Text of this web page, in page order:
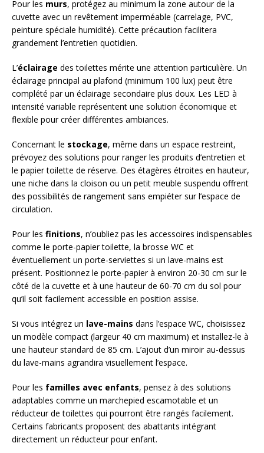
Pour les murs, protégez au minimum la zone autour de la
cuvette avec un revêtement imperméable (carrelage, PVC,
peinture spéciale humidité). Cette précaution facilitera
grandement l’entretien quotidien.
L’éclairage des toilettes mérite une attention particulière. Un
éclairage principal au plafond (minimum 100 lux) peut être
complété par un éclairage secondaire plus doux. Les LED à
intensité variable représentent une solution économique et
flexible pour créer différentes ambiances.
Concernant le stockage, même dans un espace restreint,
prévoyez des solutions pour ranger les produits d’entretien et
le papier toilette de réserve. Des étagères étroites en hauteur,
une niche dans la cloison ou un petit meuble suspendu offrent
des possibilités de rangement sans empiéter sur l’espace de
circulation.
Pour les finitions, n’oubliez pas les accessoires indispensables
comme le porte-papier toilette, la brosse WC et
éventuellement un porte-serviettes si un lave-mains est
présent. Positionnez le porte-papier à environ 20-30 cm sur le
côté de la cuvette et à une hauteur de 60-70 cm du sol pour
qu’il soit facilement accessible en position assise.
Si vous intégrez un lave-mains dans l’espace WC, choisissez
un modèle compact (largeur 40 cm maximum) et installez-le à
une hauteur standard de 85 cm. L’ajout d’un miroir au-dessus
du lave-mains agrandira visuellement l’espace.
Pour les familles avec enfants, pensez à des solutions
adaptables comme un marchepied escamotable et un
réducteur de toilettes qui pourront être rangés facilement.
Certains fabricants proposent des abattants intégrant
directement un réducteur pour enfant.